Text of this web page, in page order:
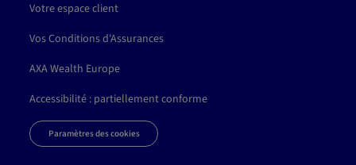
Votre espace client
Vos Conditions d'Assurances
AXA Wealth Europe
Accessibilité : partiellement conforme
Paramètres des cookies